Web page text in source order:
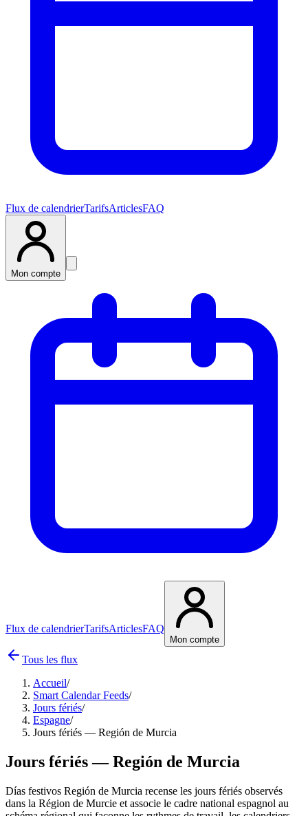
Flux de calendrierTarifsArticlesFAQ
Mon compte
Flux de calendrierTarifsArticlesFAQ
Mon compte
Tous les flux
Accueil/
Smart Calendar Feeds/
Jours fériés/
Espagne/
Jours fériés — Región de Murcia
Jours fériés — Región de Murcia
Días festivos Región de Murcia recense les jours fériés observés
dans la Région de Murcie et associe le cadre national espagnol au